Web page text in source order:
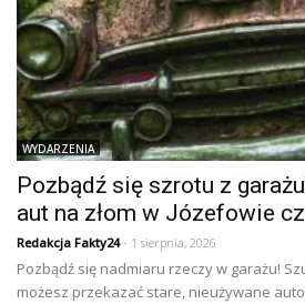
WYDARZENIA
Pozbądź się szrotu z
aut na złom w Józefowie
Redakcja Fakty24- 1 sierpnia, 2026
Pozbądź się nadmiaru rzeczy w garażu!
możesz przekazać stare, nieużywane